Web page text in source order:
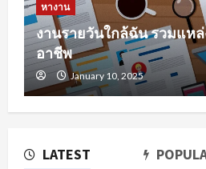
LATEST
หางาน
งานรายวันใกล้ฉัน รวมแห
อาชีพ
January 10, 2025